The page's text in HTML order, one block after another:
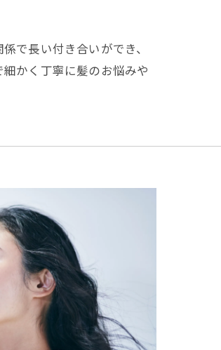
で長い付き合いができ、
かく丁寧に髪のお悩みや